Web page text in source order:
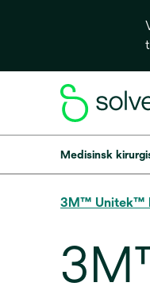
Medisinsk
3M™ Unitek™